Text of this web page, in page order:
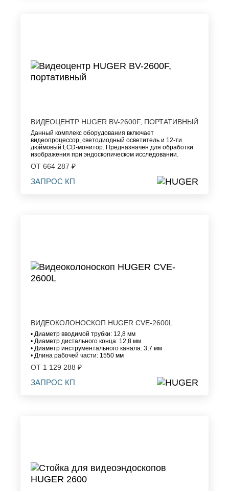
ВИДЕОЦЕНТР HUGER BV-2600F, ПОРТАТИВНЫЙ
Данный комплекс оборудования включает
видеопроцессор, светодиодный осветитель и 12-ти
дюймовый LCD-монитор. Предназначен для обработки
изображения при эндоскопическом исследовании.
ОТ 664 287 ₽
ЗАПРОС КП
ВИДЕОКОЛОНОСКОП HUGER CVE-2600L
• Диаметр вводимой трубки: 12,8 мм
• Диаметр дистального конца: 12,8 мм
• Диаметр инструментального канала: 3,7 мм
• Длина рабочей части: 1550 мм
ОТ 1 129 288 ₽
ЗАПРОС КП